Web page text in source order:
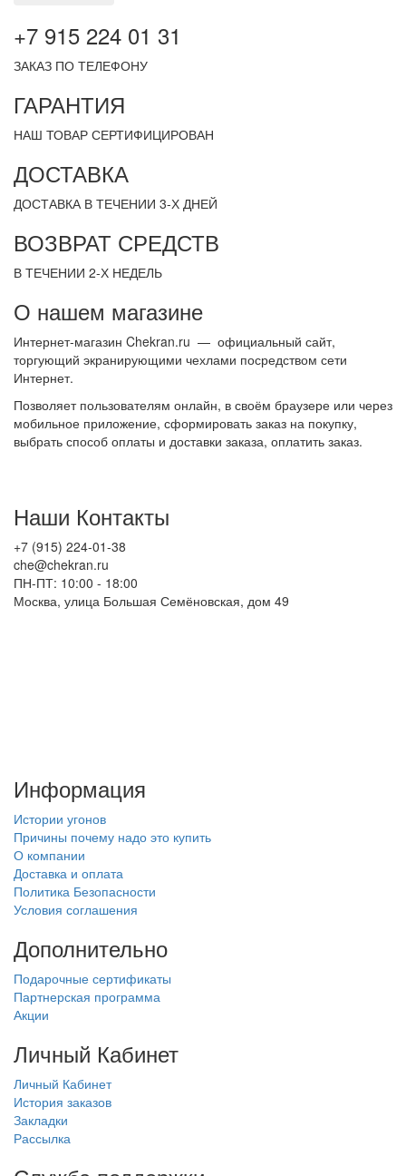
+7 915 224 01 31
ЗАКАЗ ПО ТЕЛЕФОНУ
ГАРАНТИЯ
НАШ ТОВАР СЕРТИФИЦИРОВАН
ДОСТАВКА
ДОСТАВКА В ТЕЧЕНИИ 3-Х ДНЕЙ
ВОЗВРАТ СРЕДСТВ
В ТЕЧЕНИИ 2-Х НЕДЕЛЬ
О нашем магазине
Интернет-магазин Chekran.ru — официальный сайт,
торгующий экранирующими чехлами посредством сети
Интернет.
Позволяет пользователям онлайн, в своём браузере или через
мобильное приложение, сформировать заказ на покупку,
выбрать способ оплаты и доставки заказа, оплатить заказ.
Наши Контакты
+7 (915) 224-01-38
che@chekran.ru
ПН-ПТ: 10:00 - 18:00
Москва, улица Большая Семёновская, дом 49
Информация
Истории угонов
Причины почему надо это купить
О компании
Доставка и оплата
Политика Безопасности
Условия соглашения
Дополнительно
Подарочные сертификаты
Партнерская программа
Акции
Личный Кабинет
Личный Кабинет
История заказов
Закладки
Рассылка